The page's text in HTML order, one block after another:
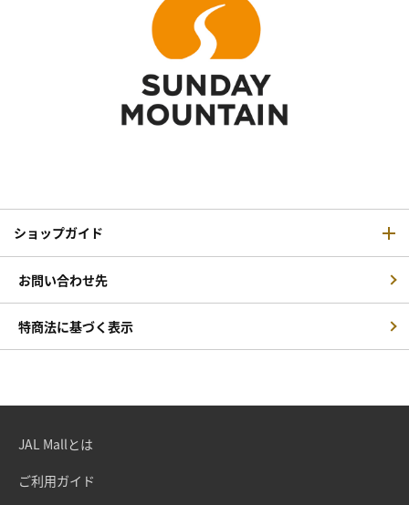
ショップガイド
お問い合わせ先
特商法に基づく表示
JAL Mallとは
ご利用ガイド